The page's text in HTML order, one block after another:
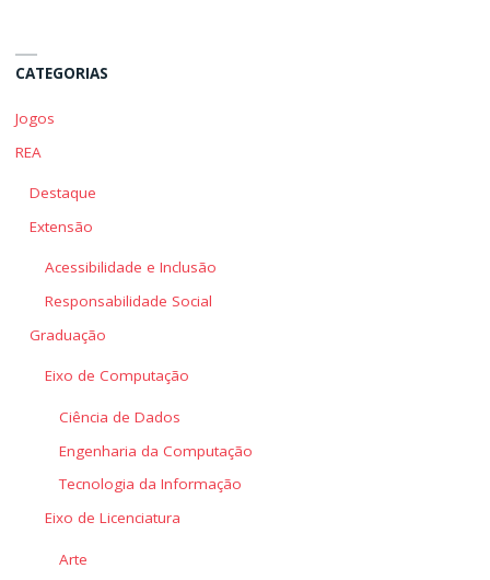
Deficiência"
CATEGORIAS
Jogos
REA
Destaque
Extensão
Acessibilidade e Inclusão
Responsabilidade Social
Graduação
Eixo de Computação
Ciência de Dados
Engenharia da Computação
Tecnologia da Informação
Eixo de Licenciatura
Arte